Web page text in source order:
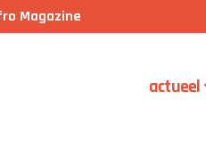
Magazine
actueel